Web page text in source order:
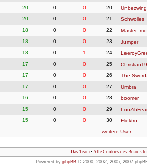
20 0
0
20 0
0
18 0
0
18 0
0
18 0
1
17 0
0
17 0
0
17 0
0
16 0
0
15 0
0
15 0
0
20
21
Schwolles
22
Master_mo
23
Jumper
24
25
26
The
27
Umbra
28
boomer
29
30
Elektro
weitere User
Das Team • Alle Cookies des Boards
Powered by phpBB © 2000, 2002, 2005, 2007